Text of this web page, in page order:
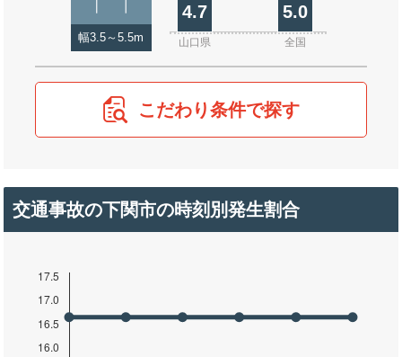
幅3.5～5.5m
4.7 5.0
山口県 全国
こだわり条件で探す
交通事故の下関市の時刻別発生割合